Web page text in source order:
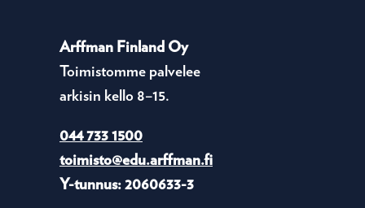
Arffman Finland Oy
Toimistomme palvelee
arkisin kello 8–15.
044 733 1500
toimisto@edu.arffman.fi
Y-tunnus: 2060633-3